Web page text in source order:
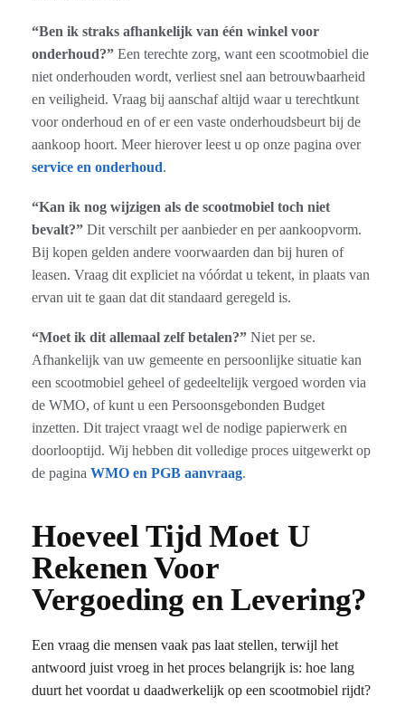
“Ben ik straks afhankelijk van één winkel voor
onderhoud?” Een terechte zorg, want een scootmobiel die
niet onderhouden wordt, verliest snel aan betrouwbaarheid
en veiligheid. Vraag bij aanschaf altijd waar u terechtkunt
voor onderhoud en of er een vaste onderhoudsbeurt bij de
aankoop hoort. Meer hierover leest u op onze pagina over
service en onderhoud.
“Kan ik nog wijzigen als de scootmobiel toch niet
bevalt?” Dit verschilt per aanbieder en per aankoopvorm.
Bij kopen gelden andere voorwaarden dan bij huren of
leasen. Vraag dit expliciet na vóórdat u tekent, in plaats van
ervan uit te gaan dat dit standaard geregeld is.
“Moet ik dit allemaal zelf betalen?” Niet per se.
Afhankelijk van uw gemeente en persoonlijke situatie kan
een scootmobiel geheel of gedeeltelijk vergoed worden via
de WMO, of kunt u een Persoonsgebonden Budget
inzetten. Dit traject vraagt wel de nodige papierwerk en
doorlooptijd. Wij hebben dit volledige proces uitgewerkt op
de pagina WMO en PGB aanvraag.
Hoeveel Tijd Moet U
Rekenen Voor
Vergoeding en Levering?
Een vraag die mensen vaak pas laat stellen, terwijl het
antwoord juist vroeg in het proces belangrijk is: hoe lang
duurt het voordat u daadwerkelijk op een scootmobiel rijdt?